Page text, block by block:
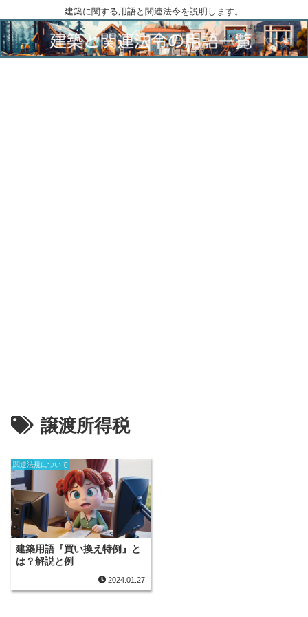
建築に関する用語と関連法令を説明します。
譲渡所得税
関連法規について
建築用語『買い換え特例』と
は？解説と例
2024.01.27